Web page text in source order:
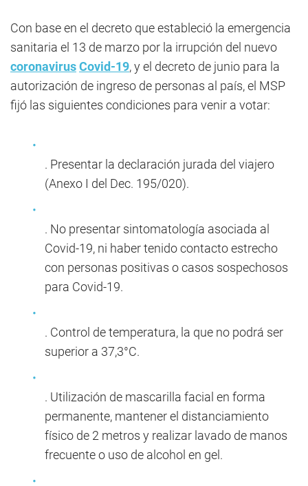
Con base en el decreto que estableció la emergencia
sanitaria el 13 de marzo por la irrupción del nuevo
coronavirusCovid-19, y el decreto de junio para la
autorización de ingreso de personas al país, el MSP
fijó las siguientes condiciones para venir a votar:
. Presentar la declaración jurada del viajero
(Anexo I del Dec. 195/020).
. No presentar sintomatología asociada al
Covid-19, ni haber tenido contacto estrecho
con personas positivas o casos sospechosos
para Covid-19.
. Control de temperatura, la que no podrá ser
superior a 37,3°C.
. Utilización de mascarilla facial en forma
permanente, mantener el distanciamiento
físico de 2 metros y realizar lavado de manos
frecuente o uso de alcohol en gel.